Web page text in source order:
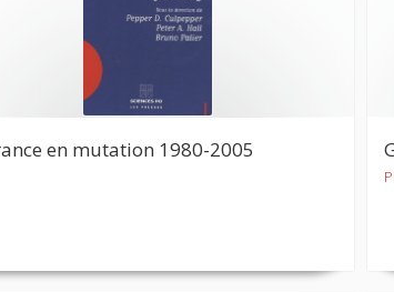
en mutation 1980-2005